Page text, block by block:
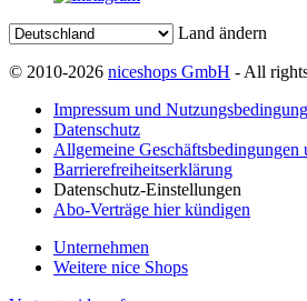
Land ändern
© 2010-2026 niceshops GmbH - All
Impressum und
Datenschutz
Allgemeine
Barrierefreiheitserklärung
Datenschutz-Einstellungen
Abo-Verträge hier kündigen
Unternehmen
Weitere nice Shops